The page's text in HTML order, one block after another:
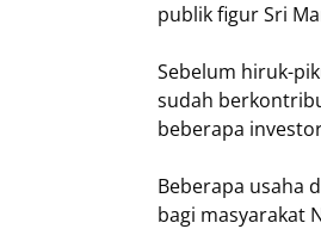
publik figur Sri
Sebelum hiruk-
sudah
beberapa
Beberapa usaha
bagi masyarakat